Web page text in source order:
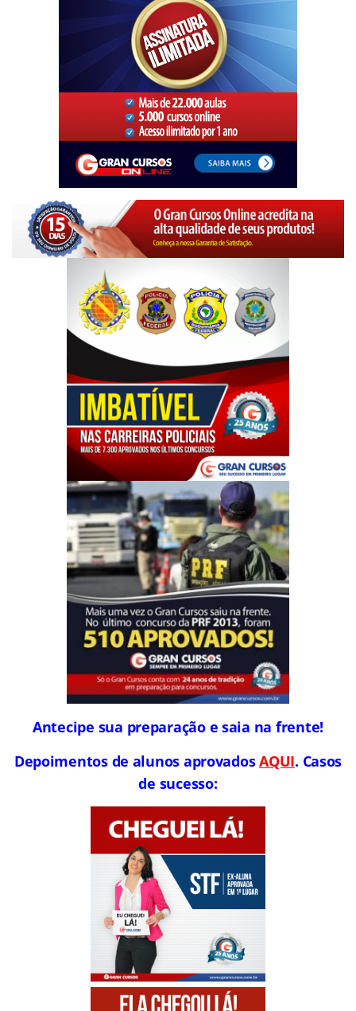
Antecipe sua preparação e saia na frente!
Depoimentos de alunos aprovadosAQUI. Casos
de sucesso: